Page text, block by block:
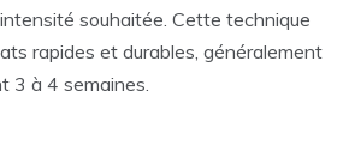
souhaitée. Cette technique
rapides et durables, généralement
3 à 4 semaines.